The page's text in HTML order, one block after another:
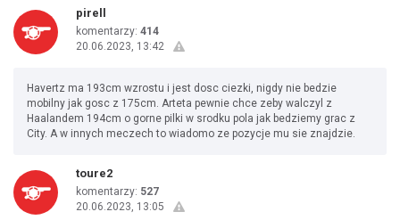
pirell
komentarzy: 414
20.06.2023, 13:42
Havertz ma 193cm wzrostu i jest dosc ciezki, nigdy nie bedzie
mobilny jak gosc z 175cm. Arteta pewnie chce zeby walczyl z
Haalandem 194cm o gorne pilki w srodku pola jak bedziemy grac z
City. A w innych meczech to wiadomo ze pozycje mu sie znajdzie.
toure2
komentarzy: 527
20.06.2023, 13:05